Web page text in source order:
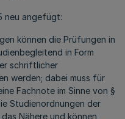
neu angefügt:
können die Prüfungen in
in Form
schriftlicher
werden; dabei muss für
Fachnote im Sinne von §
Studienordnungen der
Nähere und können